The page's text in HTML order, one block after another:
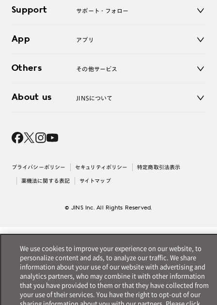
アクセサリー
ログアウト
Support サポート・フォロー
よくあるご質問
お問い合わせ
App アプリ
Others その他サービス
レンズ交換
About us JINSについて
採用情報
出店について
プライバシーポリシー セキュリティポリシー 特定商取引法表示
薬機法に関する表記 サイトマップ
© JINS Inc. All Rights Reserved.
We use cookies to improve your experience on our website, to
personalize content and ads, to analyze our traffic. We share
information about your use of our website with advertising and
analytics partners, who may combine it with other information
that you have provided to them or that they have collected from
your use of their services. You have the right to opt-out of our